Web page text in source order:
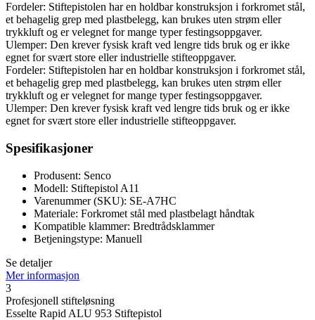
Fordeler: Stiftepistolen har en holdbar konstruksjon i forkromet stål,
et behagelig grep med plastbelegg, kan brukes uten strøm eller
trykkluft og er velegnet for mange typer festingsoppgaver.
Ulemper: Den krever fysisk kraft ved lengre tids bruk og er ikke
egnet for svært store eller industrielle stifteoppgaver.
Fordeler: Stiftepistolen har en holdbar konstruksjon i forkromet stål,
et behagelig grep med plastbelegg, kan brukes uten strøm eller
trykkluft og er velegnet for mange typer festingsoppgaver.
Ulemper: Den krever fysisk kraft ved lengre tids bruk og er ikke
egnet for svært store eller industrielle stifteoppgaver.
Spesifikasjoner
Produsent: Senco
Modell: Stiftepistol A11
Varenummer (SKU): SE-A7HC
Materiale: Forkromet stål med plastbelagt håndtak
Kompatible klammer: Bredtrådsklammer
Betjeningstype: Manuell
Se detaljer
Mer informasjon
3
Profesjonell stifteløsning
Esselte Rapid ALU 953 Stiftepistol